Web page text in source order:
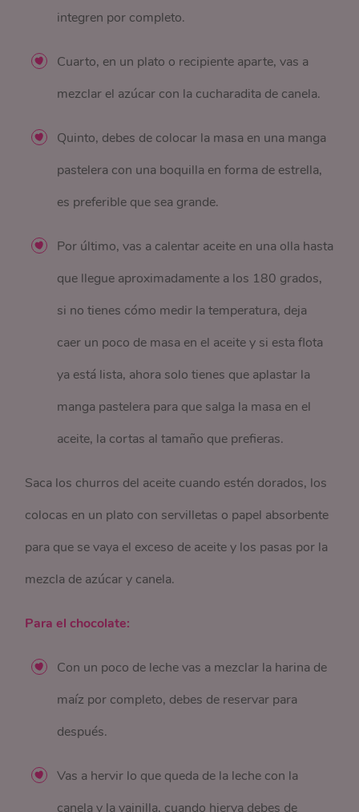
integren por completo.
Cuarto, en un plato o recipiente aparte, vas a
mezclar el azúcar con la cucharadita de canela.
Quinto, debes de colocar la masa en una manga
pastelera con una boquilla en forma de estrella,
es preferible que sea grande.
Por último, vas a calentar aceite en una olla hasta
que llegue aproximadamente a los 180 grados,
si no tienes cómo medir la temperatura, deja
caer un poco de masa en el aceite y si esta flota
ya está lista, ahora solo tienes que aplastar la
manga pastelera para que salga la masa en el
aceite, la cortas al tamaño que prefieras.
Saca los churros del aceite cuando estén dorados, los
colocas en un plato con servilletas o papel absorbente
para que se vaya el exceso de aceite y los pasas por la
mezcla de azúcar y canela.
Para el chocolate:
Con un poco de leche vas a mezclar la harina de
maíz por completo, debes de reservar para
después.
Vas a hervir lo que queda de la leche con la
canela y la vainilla, cuando hierva debes de